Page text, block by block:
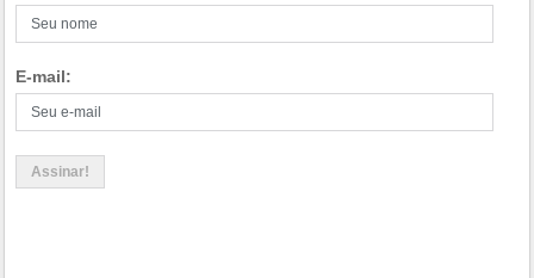
E-mail: